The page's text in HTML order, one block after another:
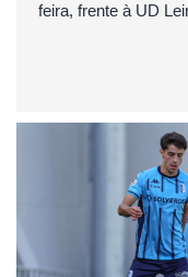
feira, frente à UD